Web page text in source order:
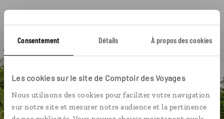
Consentement Détails À propos des cookies
Les cookies sur le site de Comptoir des Voyages
Nous utilisons des cookies pour faciliter votre navigation
sur notre site et mesurer notre audience et la pertinence
Luciole,
l'appli qui vous guide au Panama
clic
La playlist de votre voyage
nos bonnes adresses géolocalisés